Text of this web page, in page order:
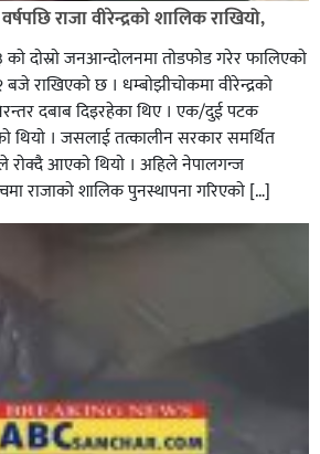
राजा वीरेन्द्रकाे शालिक राखियो,
दाेस्राे जनआन्दोलनमा ताेडफाेड गरेर फालिएकाे
बजे राखिएकाे छ । धम्बाेझीचाेकमा वीरेन्द्रको
दबाब दिइरहेका थिए । एक/दुई पटक
थियाे । जसलाई तत्कालीन सरकार समर्थित
राेक्दै आएकाे थियाे । अहिले नेपालगन्ज
राजाकाे शालिक पुनस्थापना गरिएकाे […]